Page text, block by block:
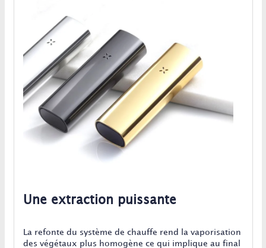
Une extraction puissante
La refonte du système de chauffe rend la vaporisation
des végétaux plus homogène ce qui implique au final